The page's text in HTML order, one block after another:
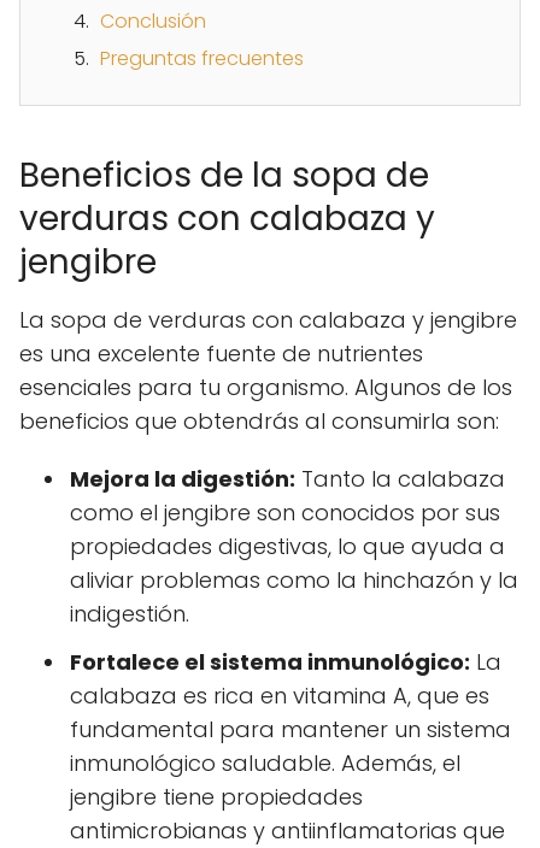
Conclusión
Preguntas frecuentes
Beneficios de la sopa de
verduras con calabaza y
jengibre
La sopa de verduras con calabaza y jengibre
es una excelente fuente de nutrientes
esenciales para tu organismo. Algunos de los
beneficios que obtendrás al consumirla son:
Mejora la digestión: Tanto la calabaza
como el jengibre son conocidos por sus
propiedades digestivas, lo que ayuda a
aliviar problemas como la hinchazón y la
indigestión.
Fortalece el sistema inmunológico: La
calabaza es rica en vitamina A, que es
fundamental para mantener un sistema
inmunológico saludable. Además, el
jengibre tiene propiedades
antimicrobianas y antiinflamatorias que